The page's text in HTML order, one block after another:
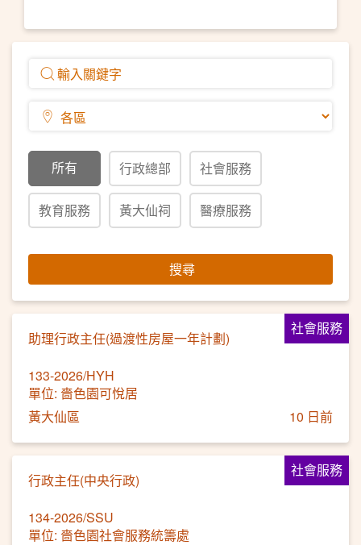
所有 行政總部 社會服務
教育服務 黃大仙祠 醫療服務
搜尋
社會服務
助理行政主任(過渡性房屋一年計劃)
133-2026/HYH
單位: 嗇色園可悅居
黃大仙區
10 日前
社會服務
行政主任(中央行政)
134-2026/SSU
單位: 嗇色園社會服務統籌處